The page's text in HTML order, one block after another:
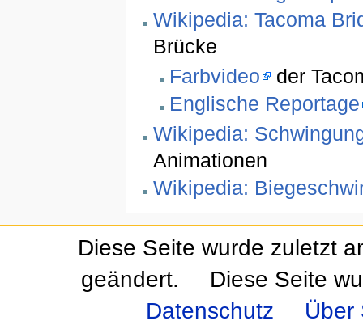
Wikipedia: Tacoma
Brücke
Farbvideo
der
Englische Reportage
Wikipedia:
Animationen
Wikipedia:
Diese Seite wurde zuletzt
geändert.
Diese Seite
Datenschutz
Über